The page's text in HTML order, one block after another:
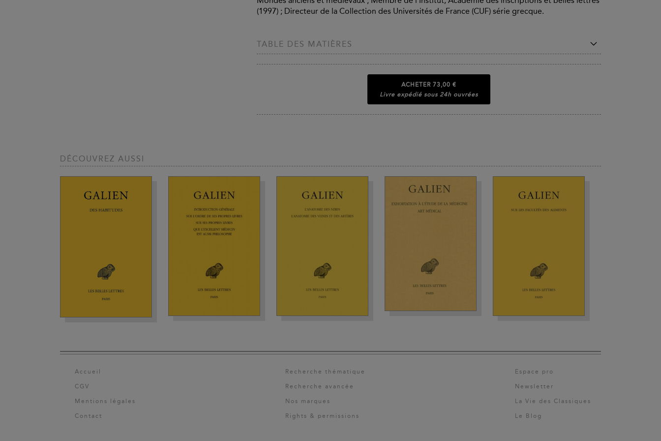
(1997) ; Directeur de la Collection des Universités de France (CUF) série grecque.
TABLE DES MATIÈRES
ACHETER 73,00 €
Livre expédié sous 24h ouvrées
DÉCOUVREZ AUSSI
Accueil
CGV
Mentions légales
Contact
Recherche thématique
Recherche avancée
Nos marques
Rights & permissions
Espace pro
Newsletter
La Vie des Classiques
Le Blog